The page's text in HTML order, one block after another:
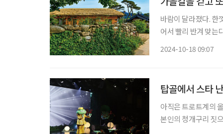
바람이 달라졌다. 한
어서 빨리 반겨 맞는
2024-10-18 09:07
탑골에서 스타
아직은 트로트계의
본인의 청개구리 짓